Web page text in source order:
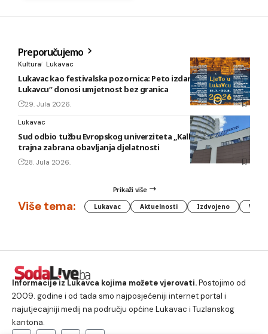
Preporučujemo
Kultura Lukavac
Lukavac kao festivalska pozornica: Peto izdanje „Ljeta u
Lukavcu“ donosi umjetnost bez granica
29. Jula 2026.
Lukavac
Sud odbio tužbu Evropskog univerziteta „Kallos“: Ostaje
trajna zabrana obavljanja djelatnosti
28. Jula 2026.
Prikaži više
Više tema: Lukavac Aktuelnosti Izdvojeno
Informacije iz Lukavca kojima možete vjerovati.Postojimo od
2009. godine i od tada smo najposjećeniji internet portal i
najutjecajniji medij na području općine Lukavac i Tuzlanskog
kantona.